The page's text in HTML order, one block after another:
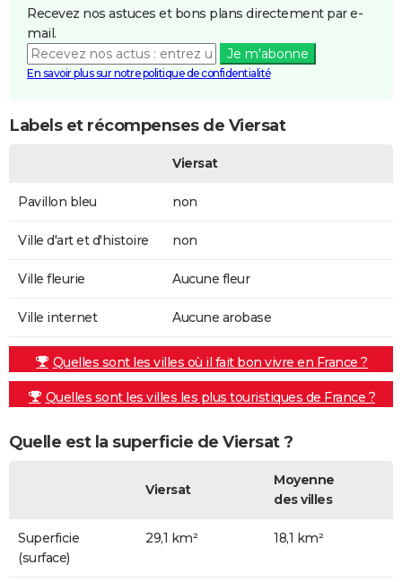
Recevez nos astuces et bons plans directement par e-
mail.
Je m'abonne
En savoir plus sur notre politique de confidentialité
Labels et récompenses de Viersat
Viersat
Pavillon bleu non
Ville d'art et d'histoire non
Ville fleurie Aucune fleur
Ville internet Aucune arobase
Quelles sont les villes où il fait bon vivre en France ?
Quelles sont les villes les plus touristiques de France ?
Quelle est la superficie de Viersat ?
Viersat
Moyenne
des villes
Superficie
(surface)
29,1 km² 18,1 km²